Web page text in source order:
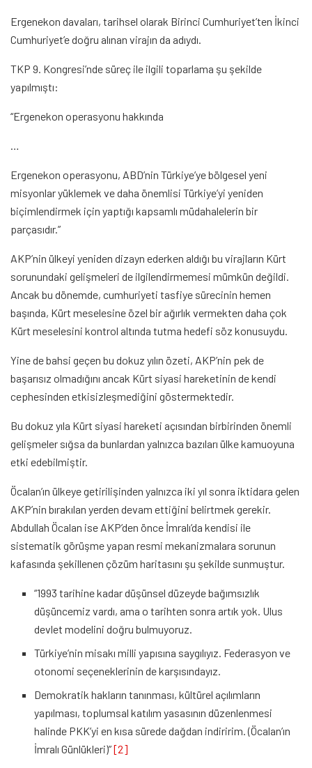
Ergenekon davaları, tarihsel olarak Birinci Cumhuriyet’ten İkinci
Cumhuriyet’e doğru alınan virajın da adıydı.
TKP 9. Kongresi’nde süreç ile ilgili toparlama şu şekilde
yapılmıştı:
“Ergenekon operasyonu hakkında
…
Ergenekon operasyonu, ABD’nin Türkiye’ye bölgesel yeni
misyonlar yüklemek ve daha önemlisi Türkiye’yi yeniden
biçimlendirmek için yaptığı kapsamlı müdahalelerin bir
parçasıdır.”
AKP’nin ülkeyi yeniden dizayn ederken aldığı bu virajların Kürt
sorunundaki gelişmeleri de ilgilendirmemesi mümkün değildi.
Ancak bu dönemde, cumhuriyeti tasfiye sürecinin hemen
başında, Kürt meselesine özel bir ağırlık vermekten daha çok
Kürt meselesini kontrol altında tutma hedefi söz konusuydu.
Yine de bahsi geçen bu dokuz yılın özeti, AKP’nin pek de
başarısız olmadığını ancak Kürt siyasi hareketinin de kendi
cephesinden etkisizleşmediğini göstermektedir.
Bu dokuz yıla Kürt siyasi hareketi açısından birbirinden önemli
gelişmeler sığsa da bunlardan yalnızca bazıları ülke kamuoyuna
etki edebilmiştir.
Öcalan’ın ülkeye getirilişinden yalnızca iki yıl sonra iktidara gelen
AKP’nin bırakılan yerden devam ettiğini belirtmek gerekir.
Abdullah Öcalan ise AKP’den önce İmralı’da kendisi ile
sistematik görüşme yapan resmi mekanizmalara sorunun
kafasında şekillenen çözüm haritasını şu şekilde sunmuştur.
“1993 tarihine kadar düşünsel düzeyde bağımsızlık
düşüncemiz vardı, ama o tarihten sonra artık yok. Ulus
devlet modelini doğru bulmuyoruz.
Türkiye’nin misakı milli yapısına saygılıyız. Federasyon ve
otonomi seçeneklerinin de karşısındayız.
Demokratik hakların tanınması, kültürel açılımların
yapılması, toplumsal katılım yasasının düzenlenmesi
halinde PKK’yi en kısa sürede dağdan indiririm. (Öcalan’ın
İmralı Günlükleri)”[2]